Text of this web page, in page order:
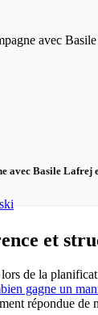
avec Basile Lafrej
et
de la
gagne un
répondue de